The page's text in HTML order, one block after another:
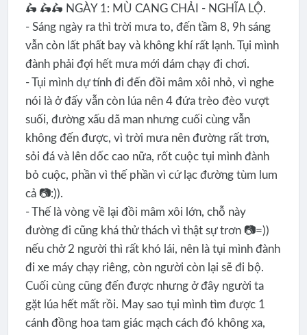
🛵 🛵🛵 NGÀY 1: MÙ CANG CHẢI - NGHĨA LỘ.
- Sáng ngày ra thì trời mưa to, đến tầm 8, 9h sáng
vẫn còn lất phất bay và không khí rất lạnh. Tụi mình
đành phải đợi hết mưa mới dám chạy đi chơi.
- Tụi mình dự tính đi đến đồi mâm xôi nhỏ, vì nghe
nói là ở đấy vẫn còn lúa nên 4 đứa trèo đèo vượt
suối, đường xấu dã man nhưng cuối cùng vẫn
không đến được, vì trời mưa nên đường rất trơn,
sỏi đá và lên dốc cao nữa, rốt cuộc tụi mình đành
bỏ cuộc, phần vì thế phần vì cứ lạc đường tùm lum
cả 📷:)).
- Thế là vòng về lại đồi mâm xôi lớn, chỗ này
đường đi cũng khá thử thách vì thật sự trơn 📷=))
nếu chở 2 người thì rất khó lái, nên là tụi mình đành
đi xe máy chạy riêng, còn người còn lại sẽ đi bộ.
Cuối cùng cũng đến được nhưng ở đây người ta
gặt lúa hết mất rồi. May sao tụi mình tìm được 1
cánh đồng hoa tam giác mạch cách đó không xa,